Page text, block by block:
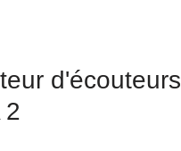
d'écouteurs
2